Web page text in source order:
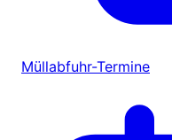
Müllabfuhr-Termine